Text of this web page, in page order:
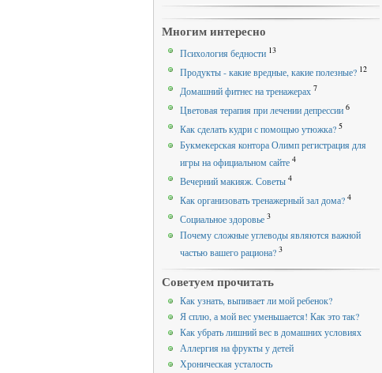
Многим интересно
Психология бедности 13
Продукты - какие вредные, какие полезные? 12
Домашний фитнес на тренажерах 7
Цветовая терапия при лечении депрессии 6
Как сделать кудри с помощью утюжка? 5
Букмекерская контора Олимп регистрация для
игры на официальном сайте 4
Вечерний макияж. Советы 4
Как организовать тренажерный зал дома? 4
Социальное здоровье 3
Почему сложные углеводы являются важной
частью вашего рациона? 3
Советуем прочитать
Как узнать, выпивает ли мой ребенок?
Я сплю, а мой вес уменьшается! Как это так?
Как убрать лишний вес в домашних условиях
Аллергия на фрукты у детей
Хроническая усталость